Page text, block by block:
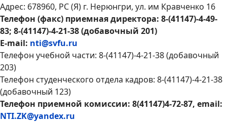
Адрес: 678960, РС (Я) г. Нерюнгри, ул. им Кравченко 16
Телефон (факс) приемная директора: 8-(41147)-4-49-
83; 8-(41147)-4-21-38 (добавочный 201)
E-mail: nti@svfu.ru
Телефон учебной части: 8-(41147)-4-21-38 (добавочный
203)
Телефон студенческого отдела кадров: 8-(41147)-4-21-38
(добавочный 123)
Телефон приемной комиссии: 8(41147)4-72-87, email:
NTI.ZK@yandex.ru